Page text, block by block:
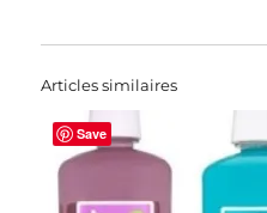
Articles similaires
Save